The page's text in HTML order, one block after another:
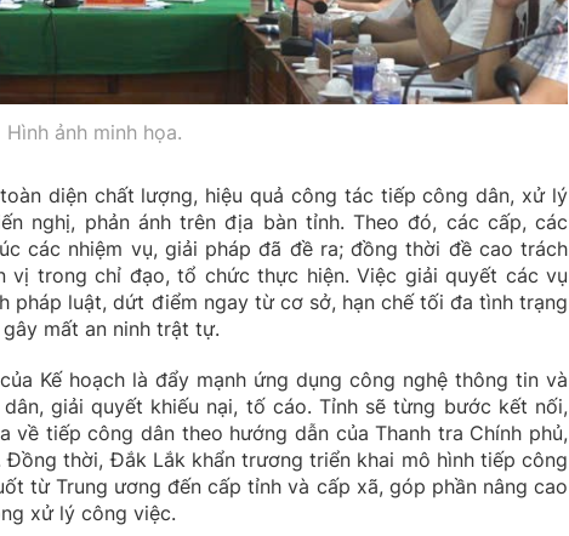
Hình ảnh minh họa.
diện chất lượng, hiệu quả công tác tiếp công dân, xử lý
nghị, phản ánh trên địa bàn tỉnh. Theo đó, các cấp, các
các nhiệm vụ, giải pháp đã đề ra; đồng thời đề cao trách
vị trong chỉ đạo, tổ chức thực hiện. Việc giải quyết các vụ
pháp luật, dứt điểm ngay từ cơ sở, hạn chế tối đa tình trạng
mất an ninh trật tự.
Kế hoạch là đẩy mạnh ứng dụng công nghệ thông tin và
giải quyết khiếu nại, tố cáo. Tỉnh sẽ từng bước kết nối,
về tiếp công dân theo hướng dẫn của Thanh tra Chính phủ,
thời, Đắk Lắk khẩn trương triển khai mô hình tiếp công
từ Trung ương đến cấp tỉnh và cấp xã, góp phần nâng cao
xử lý công việc.